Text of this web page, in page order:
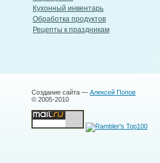
Кухонный инвентарь
Обработка продуктов
Рецепты к праздникам
Создание сайта — Алексей Попов
© 2005-2010